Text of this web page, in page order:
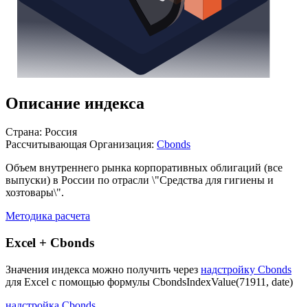
Описание индекса
Страна: Россия
Рассчитывающая Организация: Cbonds
Объем внутреннего рынка корпоративных облигаций (все
выпуски) в России по отрасли \"Средства для гигиены и
хозтовары\".
Методика расчета
Excel + Cbonds
Значения индекса можно получить через надстройку Cbonds
для Excel с помощью формулы CbondsIndexValue(71911, date)